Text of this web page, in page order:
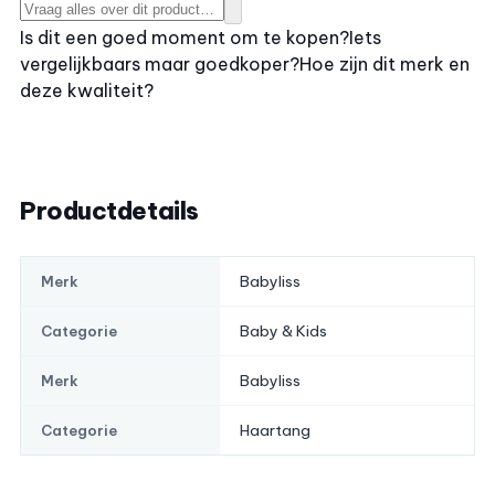
Is dit een goed moment om te kopen?Iets
vergelijkbaars maar goedkoper?Hoe zijn dit merk en
deze kwaliteit?
Productdetails
Merk Babyliss
Categorie Baby & Kids
Merk Babyliss
Categorie Haartang